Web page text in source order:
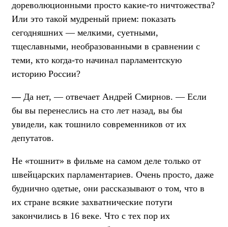
дореволюционными просто какие-то ничтожества?
Или это такой мудреный прием: показать
сегодняшних — мелкими, суетными,
тщеславными, необразованными в сравнении с
теми, кто когда-то начинал парламентскую
историю России?
— Да нет, — отвечает Андрей Смирнов. — Если
бы вы перенеслись на сто лет назад, вы бы
увидели, как тошнило современников от их
депутатов.
Не «тошнит» в фильме на самом деле только от
швейцарских парламентариев. Очень просто, даже
буднично одетые, они рассказывают о том, что в
их стране всякие захватнические потуги
закончились в 16 веке. Что с тех пор их